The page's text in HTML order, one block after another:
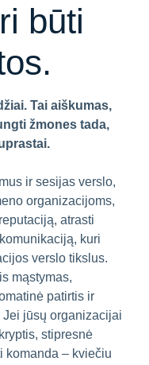
būti
Tai aiškumas,
žmones tada,
ir sesijas verslo,
organizacijoms,
atrasti
kuri
verslo tikslus.
mąstymas,
patirtis ir
jūsų organizacijai
stipresnė
komanda – kviečiu